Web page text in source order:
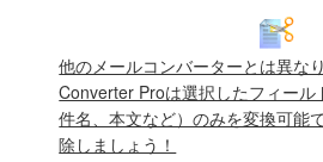
他のメールコンバーターとは異な
Converter Proは選択したフィール
件名、本文など）のみを変換可能
除しましょう！